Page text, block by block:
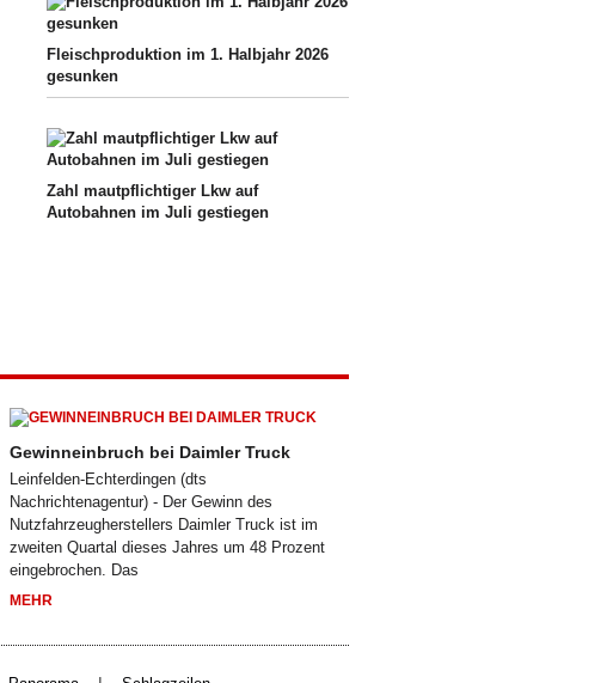
Fleischproduktion im 1. Halbjahr 2026
gesunken
Zahl mautpflichtiger Lkw auf
Autobahnen im Juli gestiegen
Gewinneinbruch bei Daimler Truck
Leinfelden-Echterdingen (dts
Nachrichtenagentur) - Der Gewinn des
Nutzfahrzeugherstellers Daimler Truck ist im
zweiten Quartal dieses Jahres um 48 Prozent
eingebrochen. Das
MEHR